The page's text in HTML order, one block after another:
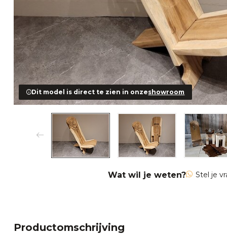
Dit model is direct te zien in onzeshowroom
Wat wil je weten? Stel je
Productomschrijving